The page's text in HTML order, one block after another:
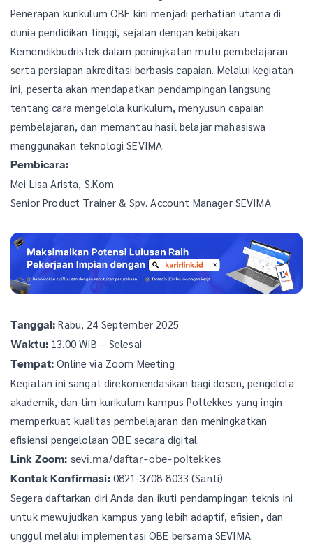
Penerapan kurikulum OBE kini menjadi perhatian utama di
dunia pendidikan tinggi, sejalan dengan kebijakan
Kemendikbudristek dalam peningkatan mutu pembelajaran
serta persiapan akreditasi berbasis capaian. Melalui kegiatan
ini, peserta akan mendapatkan pendampingan langsung
tentang cara mengelola kurikulum, menyusun capaian
pembelajaran, dan memantau hasil belajar mahasiswa
menggunakan teknologi SEVIMA.
Pembicara:
Mei Lisa Arista, S.Kom.
Senior Product Trainer & Spv. Account Manager SEVIMA
Tanggal: Rabu, 24 September 2025
Waktu:13.00 WIB – Selesai
Tempat: Online via Zoom Meeting
Kegiatan ini sangat direkomendasikan bagi dosen, pengelola
akademik, dan tim kurikulum kampus Poltekkes yang ingin
memperkuat kualitas pembelajaran dan meningkatkan
efisiensi pengelolaan OBE secara digital.
Link Zoom: sevi.ma/daftar-obe-poltekkes
Kontak Konfirmasi:0821-3708-8033 (Santi)
Segera daftarkan diri Anda dan ikuti pendampingan teknis ini
untuk mewujudkan kampus yang lebih adaptif, efisien, dan
unggul melalui implementasi OBE bersama SEVIMA.